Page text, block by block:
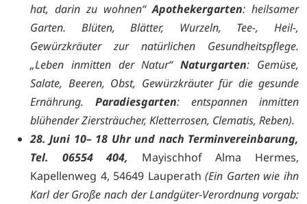
hat, darin zu wohnen“Apothekergarten: heilsamer
Garten. Blüten, Blätter, Wurzeln, Tee-, Heil-,
Gewürzkräuter zur natürlichen Gesundheitspflege.
„Leben inmitten der Natur“Naturgarten: Gemüse,
Salate, Beeren, Obst, Gewürzkräuter für die gesunde
Ernährung. Paradiesgarten: entspannen inmitten
blühender Ziersträucher, Kletterrosen, Clematis, Reben).
28. Juni 10– 18 Uhr und nach Terminvereinbarung,
Tel. 06554 404, Mayischhof Alma Hermes,
Kapellenweg 4, 54649 Lauperath(Ein Garten wie ihn
Karl der Große nach der Landgüter-Verordnung vorgab: